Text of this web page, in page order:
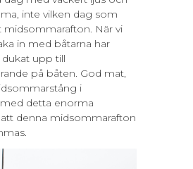
inte vilken dag som
midsommarafton. När vi
in med båtarna har
upp till
på båten. God mat,
i
detta enorma
denna midsommarafton